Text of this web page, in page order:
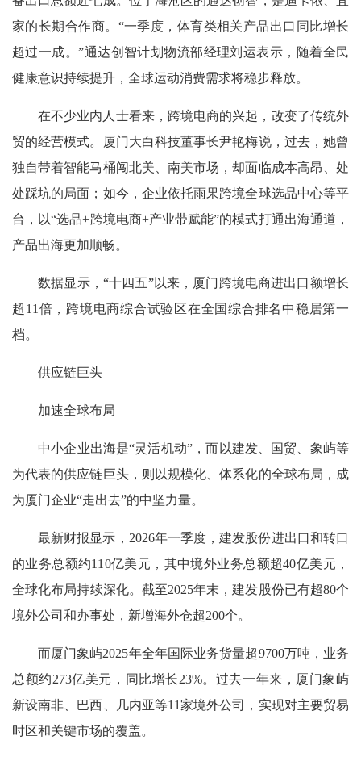
家的长期合作商。“一季度，体育类相关产品出口同比增长
超过一成。”通达创智计划物流部经理刘运表示，随着全民
健康意识持续提升，全球运动消费需求将稳步释放。
在不少业内人士看来，跨境电商的兴起，改变了传统外
贸的经营模式。厦门大白科技董事长尹艳梅说，过去，她曾
独自带着智能马桶闯北美、南美市场，却面临成本高昂、处
处踩坑的局面；如今，企业依托雨果跨境全球选品中心等平
台，以“选品+跨境电商+产业带赋能”的模式打通出海通道，
产品出海更加顺畅。
数据显示，“十四五”以来，厦门跨境电商进出口额增长
超11倍，跨境电商综合试验区在全国综合排名中稳居第一
档。
供应链巨头
加速全球布局
中小企业出海是“灵活机动”，而以建发、国贸、象屿等
为代表的供应链巨头，则以规模化、体系化的全球布局，成
为厦门企业“走出去”的中坚力量。
最新财报显示，2026年一季度，建发股份进出口和转口
的业务总额约110亿美元，其中境外业务总额超40亿美元，
全球化布局持续深化。截至2025年末，建发股份已有超80个
境外公司和办事处，新增海外仓超200个。
而厦门象屿2025年全年国际业务货量超9700万吨，业务
总额约273亿美元，同比增长23%。过去一年来，厦门象屿
新设南非、巴西、几内亚等11家境外公司，实现对主要贸易
时区和关键市场的覆盖。